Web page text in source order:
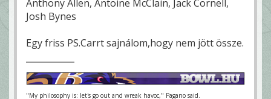
Anthony Allen, Antoine McClain, Jack Cornell,
Josh Bynes
Egy friss PS.Carrt sajnálom,hogy nem jött össze.
"My philosophy is: let's go out and wreak havoc," Pagano said.